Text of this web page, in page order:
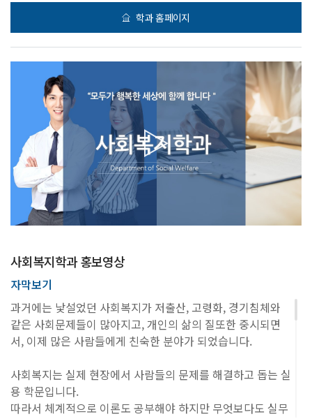
학과 홈페이지
사회복지학과 홍보영상
자막보기
과거에는 낯설었던 사회복지가 저출산, 고령화, 경기침체와
같은 사회문제들이 많아지고, 개인의 삶의 질또한 중시되면
서, 이제 많은 사람들에게 친숙한 분야가 되었습니다.
사회복지는 실제 현장에서 사람들의 문제를 해결하고 돕는 실
용 학문입니다.
따라서 체계적으로 이론도 공부해야 하지만 무엇보다도 실무